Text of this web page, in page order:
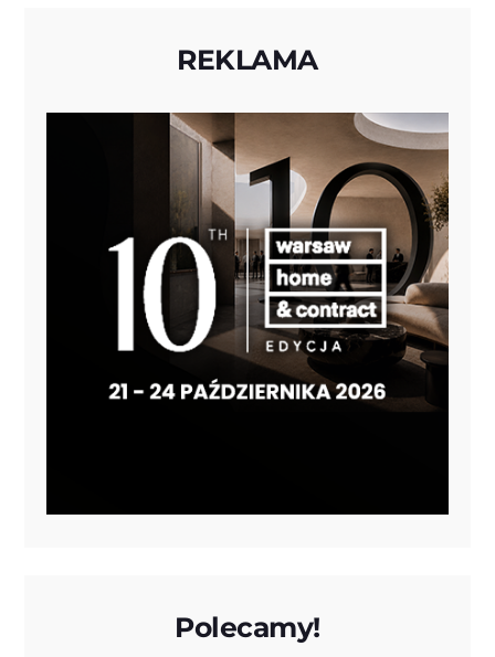
REKLAMA
Polecamy!